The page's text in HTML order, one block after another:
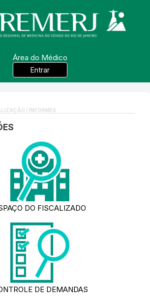
Área do Médico
Entrar
/ INFORMES
DO FISCALIZADO
DE DEMANDAS